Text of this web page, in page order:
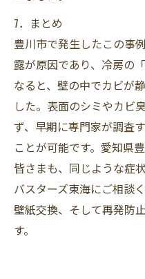
7．まとめ
豊川市で発生したこの事
露が原因であり、冷房の
なると、壁の中でカビが
した。表面のシミやカビ
ず、早期に専門家が調査
ことが可能です。愛知県
皆さまも、同じような症
バスターズ東海にご相談
壁紙交換、そして再発防
す。